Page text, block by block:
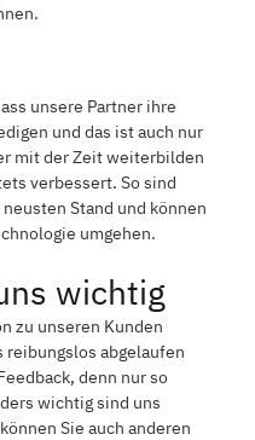
unsere Partner ihre
und das ist auch nur
mit der Zeit weiterbilden
verbessert. So sind
Stand und können
umgehen.
wichtig
zu unseren Kunden
reibungslos abgelaufen
denn nur so
wichtig sind uns
Sie auch anderen